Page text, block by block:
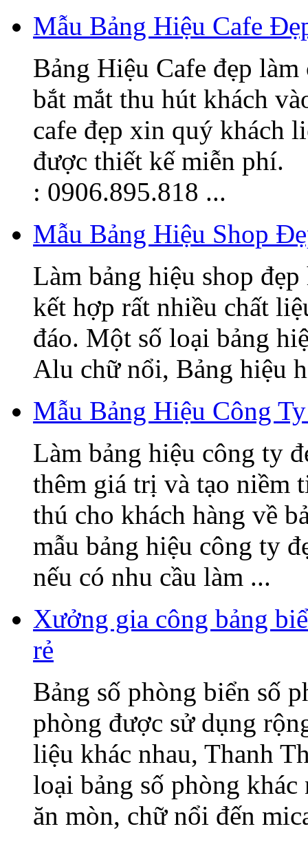
Mẫu Bảng Hiệu Cafe
Bảng Hiệu Cafe đẹp
bắt mắt thu hút khách
cafe đẹp xin quý khách
được thiết kế miễn
: 0906.895.818 ...
Mẫu Bảng Hiệu Shop
Làm bảng hiệu shop
kết hợp rất nhiều chất
đáo. Một số loại bảng
Alu chữ nổi, Bảng hiệu
Mẫu Bảng Hiệu Công
Làm bảng hiệu công ty
thêm giá trị và tạo niềm
thú cho khách hàng về
mẫu bảng hiệu công ty
nếu có nhu cầu làm ...
Xưởng gia công bảng
rẻ
Bảng số phòng biển số
phòng được sử dụng
liệu khác nhau, Thanh
loại bảng số phòng
ăn mòn, chữ nổi đến